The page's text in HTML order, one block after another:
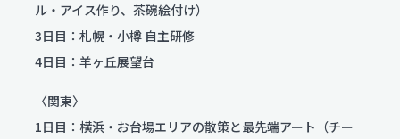
教職員募集
関連リンク
個人情報保護方針
ル・アイス作り、茶碗絵付け）
3日目：札幌・小樽 自主研修
4日目：羊ヶ丘展望台
〈関東〉
1日目：横浜・お台場エリアの散策と最先端アート（チー